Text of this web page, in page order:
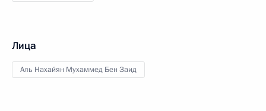
Лица
Аль Нахайян Мухаммед Бен Заид